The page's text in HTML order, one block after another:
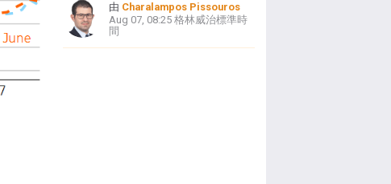
由 Charalampos Pissouros
Aug 07, 08:25 格林威治標準時
間